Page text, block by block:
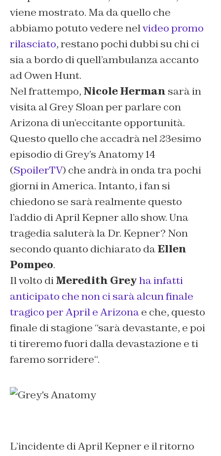
viene mostrato. Ma da quello che
abbiamo potuto vedere nelvideo promo
rilasciato, restano pochi dubbi su chi ci
sia a bordo di quell’ambulanza accanto
ad Owen Hunt.
Nel frattempo, Nicole Herman sarà in
visita al Grey Sloan per parlare con
Arizona di un’eccitante opportunità.
Questo quello che accadrà nel 23esimo
episodio di Grey’s Anatomy 14
(SpoilerTV) che andrà in onda tra pochi
giorni in America. Intanto, i fan si
chiedono se sarà realmente questo
l’addio di April Kepner allo show. Una
tragedia saluterà la Dr. Kepner? Non
secondo quanto dichiarato daEllen
Pompeo.
Il volto diMeredith Greyha infatti
anticipato che non ci sarà alcun finale
tragico per April e Arizonae che, questo
finale di stagione “sarà devastante, e poi
ti tireremo fuori dalla devastazione e ti
faremo sorridere“.
L’incidente di April Kepner e il ritorno